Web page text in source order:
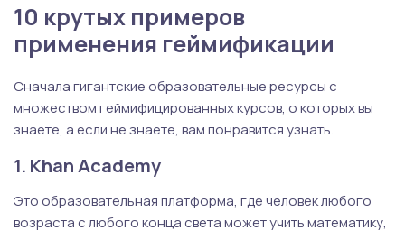
10 крутых примеров
применения геймификации
Сначала гигантские образовательные ресурсы с
множеством геймифицированных курсов, о которых вы
знаете, а если не знаете, вам понравится узнать.
1. Khan Academy
Это образовательная платформа, где человек любого
возраста с любого конца света может учить математику,